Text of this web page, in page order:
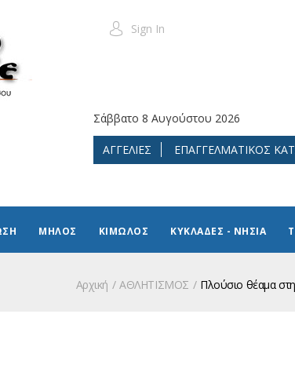
Sign In
Σάββατο 8 Αυγούστου 2026
ΑΓΓΕΛΙΕΣ ΕΠΑΓΓΕΛΜΑΤΙΚΟΣ
ΜΗΛΟΣ ΚΙΜΩΛΟΣ ΚΥΚΛΑΔΕΣ - ΝΗΣΙΑ
Αρχική ΑΘΛΗΤΙΣΜΟΣ Πλούσιο θέαμα